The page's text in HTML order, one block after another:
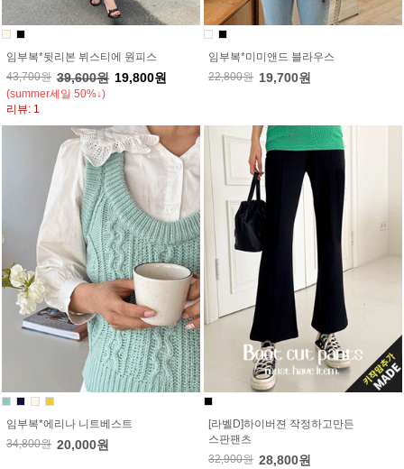
임부복*뒷리본 뷔스티에 원피스
43,700원 39,600원 19,800원
(summer세일 50%↓)
리뷰: 1
임부복*미미앤드 블라우스
22,800원 19,700원
임부복*에리나 니트베스트
34,800원 20,000원
[라벨D]하이버젼 작정하고만든
스판팬츠
32,900원 28,800원